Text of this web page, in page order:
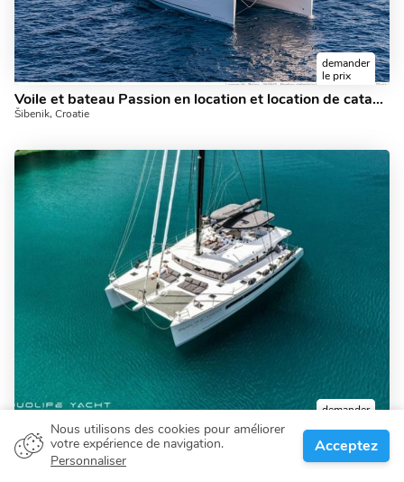
Nous utilisons des cookies pour améliorer
votre expérience de navigation.
Personnaliser
Acceptez
demander
le prix
Voile et bateau Passion en location et location de catamaran à Šibenik, Croatie.
Šibenik, Croatie
demander
Šibenik, Croatie